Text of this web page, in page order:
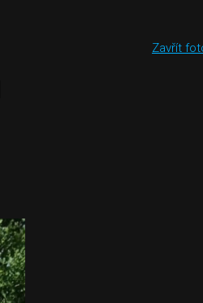
Zavřít